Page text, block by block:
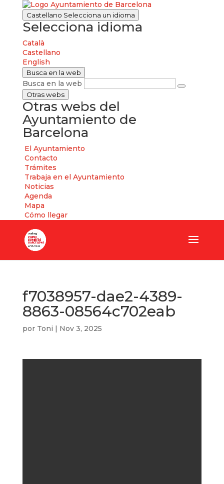
Castellano Selecciona un idioma
Selecciona idioma
Català
Castellano
English
Busca en la web
Busca en la web
Otras webs
Otras webs del
Ayuntamiento de
Barcelona
El Ayuntamiento
Contacto
Trámites
Trabaja en el Ayuntamiento
Noticias
Agenda
Mapa
Cómo llegar
f7038957-dae2-4389-
8863-08564c702eab
por Toni | Nov 3, 2025